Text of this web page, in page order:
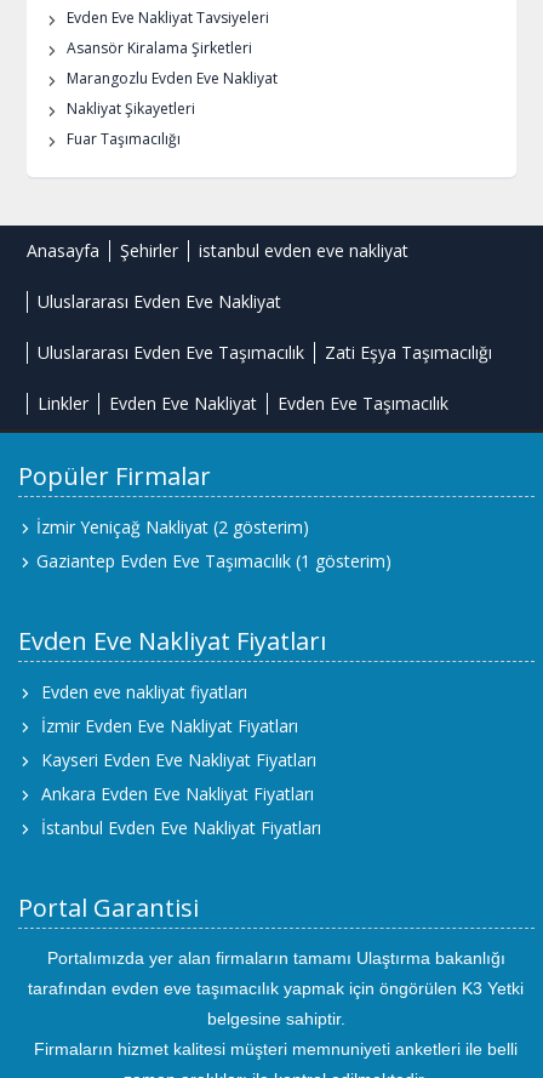
Evden Eve Nakliyat Tavsiyeleri
Asansör Kiralama Şirketleri
Marangozlu Evden Eve Nakliyat
Nakliyat Şikayetleri
Fuar Taşımacılığı
Anasayfa Şehirler istanbul evden eve nakliyat
Uluslararası Evden Eve Nakliyat
Uluslararası Evden Eve Taşımacılık Zati Eşya Taşımacılığı
Linkler Evden Eve Nakliyat Evden Eve Taşımacılık
Popüler Firmalar
İzmir Yeniçağ Nakliyat (2 gösterim)
Gaziantep Evden Eve Taşımacılık (1 gösterim)
Evden Eve Nakliyat Fiyatları
Evden eve nakliyat fiyatları
İzmir Evden Eve Nakliyat Fiyatları
Kayseri Evden Eve Nakliyat Fiyatları
Ankara Evden Eve Nakliyat Fiyatları
İstanbul Evden Eve Nakliyat Fiyatları
Portal Garantisi
Portalımızda yer alan firmaların tamamı Ulaştırma bakanlığı
tarafından evden eve taşımacılık yapmak için öngörülen K3 Yetki
belgesine sahiptir.
Firmaların hizmet kalitesi müşteri memnuniyeti anketleri ile belli